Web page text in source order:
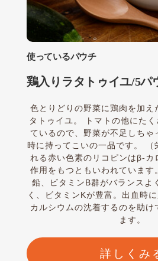
使っているパウチ
鶏入りラタトゥイユ/5パ
色とりどりの野菜に鶏肉を加え
タトゥイユ。 トマトの他にた
ているので、野菜が不足しちゃ
時に持ってこいの一品です。 （
れる赤い色素のリコピンはβ-カ
作用をもつともいわれています
鉛、ビタミンB群がバランスよ
く、ビタミンKが豊富。出血時
カルシウムの沈着するのを助け
ます。
詳しくみ